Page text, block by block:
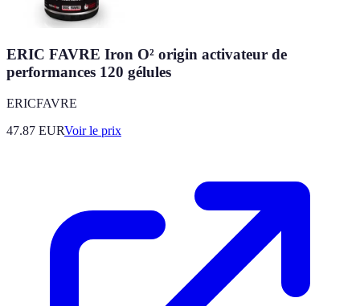
ERIC FAVRE Iron O² origin activateur de
performances 120 gélules
ERICFAVRE
47.87 EURVoir le prix